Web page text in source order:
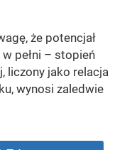
że potencjał
pełni – stopień
liczony jako relacja
wynosi zaledwie